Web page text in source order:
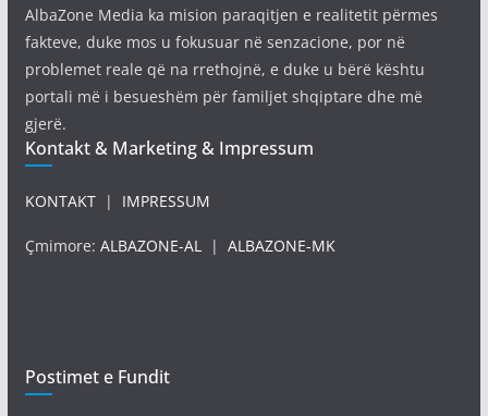
AlbaZone Media ka mision paraqitjen e realitetit përmes
fakteve, duke mos u fokusuar në senzacione, por në
problemet reale që na rrethojnë, e duke u bërë kështu
portali më i besueshëm për familjet shqiptare dhe më
gjerë.
Kontakt & Marketing & Impressum
KONTAKT| IMPRESSUM
Çmimore: ALBAZONE-AL| ALBAZONE-MK
Postimet e Fundit